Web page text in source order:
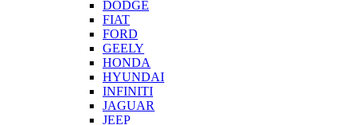
DODGE
FIAT
FORD
GEELY
HONDA
HYUNDAI
INFINITI
JAGUAR
JEEP